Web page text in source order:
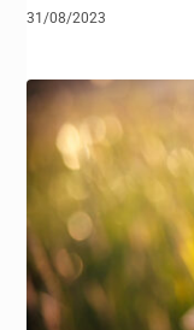
31/08/2023